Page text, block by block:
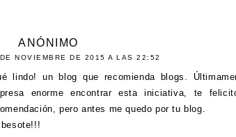
ANÓNIMO
NOVIEMBRE DE 2015 A LAS 22:52
lindo! un blog que recomienda blogs.
enorme encontrar esta iniciativa, te
pero antes me quedo por tu blog.
besote!!!